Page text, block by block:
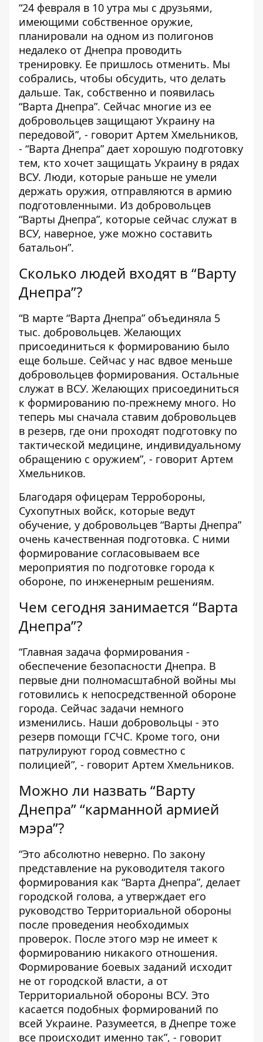
“24 февраля в 10 утра мы с друзьями,
имеющими собственное оружие,
планировали на одном из полигонов
недалеко от Днепра проводить
тренировку. Ее пришлось отменить. Мы
собрались, чтобы обсудить, что делать
дальше. Так, собственно и появилась
“Варта Днепра”. Сейчас многие из ее
добровольцев защищают Украину на
передовой”, - говорит Артем Хмельников,
- “Варта Днепра” дает хорошую подготовку
тем, кто хочет защищать Украину в рядах
ВСУ. Люди, которые раньше не умели
держать оружия, отправляются в армию
подготовленными. Из добровольцев
“Варты Днепра”, которые сейчас служат в
ВСУ, наверное, уже можно составить
батальон”.
Сколько людей входят в “Варту
Днепра”?
“В марте “Варта Днепра” объединяла 5
тыс. добровольцев. Желающих
присоединиться к формированию было
еще больше. Сейчас у нас вдвое меньше
добровольцев формирования. Остальные
служат в ВСУ. Желающих присоединиться
к формированию по-прежнему много. Но
теперь мы сначала ставим добровольцев
в резерв, где они проходят подготовку по
тактической медицине, индивидуальному
обращению с оружием”, - говорит Артем
Хмельников.
Благодаря офицерам Терробороны,
Сухопутных войск, которые ведут
обучение, у добровольцев “Варты Днепра”
очень качественная подготовка. С ними
формирование согласовываем все
мероприятия по подготовке города к
обороне, по инженерным решениям.
Чем сегодня занимается “Варта
Днепра”?
“Главная задача формирования -
обеспечение безопасности Днепра. В
первые дни полномасштабной войны мы
готовились к непосредственной обороне
города. Сейчас задачи немного
изменились. Наши добровольцы - это
резерв помощи ГСЧС. Кроме того, они
патрулируют город совместно с
полицией”, - говорит Артем Хмельников.
Можно ли назвать “Варту
Днепра” “карманной армией
мэра”?
“Это абсолютно неверно. По закону
представление на руководителя такого
формирования как “Варта Днепра”, делает
городской голова, а утверждает его
руководство Территориальной обороны
после проведения необходимых
проверок. После этого мэр не имеет к
формированию никакого отношения.
Формирование боевых заданий исходит
не от городской власти, а от
Территориальной обороны ВСУ. Это
касается подобных формирований по
всей Украине. Разумеется, в Днепре тоже
все происходит именно так”, - говорит